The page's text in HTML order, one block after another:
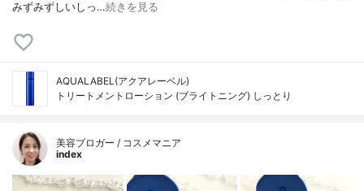
みずみずしいしっ…続きを見る
AQUALABEL(アクアレーベル)
トリートメントローション (ブライトニング) しっとり
美容ブロガー / コスメマニア
index